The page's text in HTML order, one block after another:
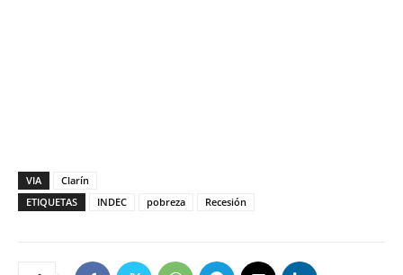
VIA
Clarín
ETIQUETAS
INDEC pobreza Recesión